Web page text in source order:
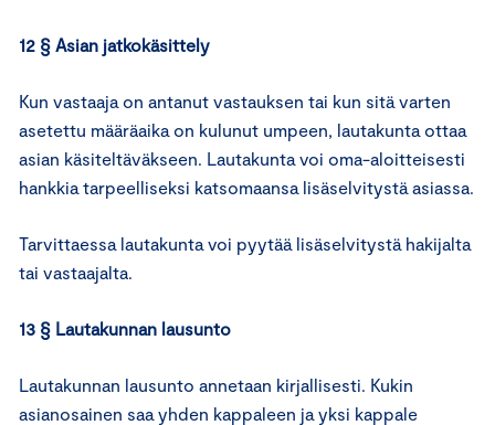
12 § Asian jatkokäsittely
Kun vastaaja on antanut vastauksen tai kun sitä varten
asetettu määräaika on kulunut umpeen, lautakunta ottaa
asian käsiteltäväkseen. Lautakunta voi oma-aloitteisesti
hankkia tarpeelliseksi katsomaansa lisäselvitystä asiassa.
Tarvittaessa lautakunta voi pyytää lisäselvitystä hakijalta
tai vastaajalta.
13 § Lautakunnan lausunto
Lautakunnan lausunto annetaan kirjallisesti. Kukin
asianosainen saa yhden kappaleen ja yksi kappale